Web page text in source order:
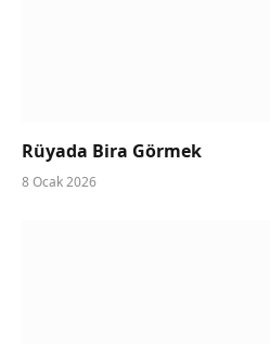
Rüyada Bira Görmek
8 Ocak 2026